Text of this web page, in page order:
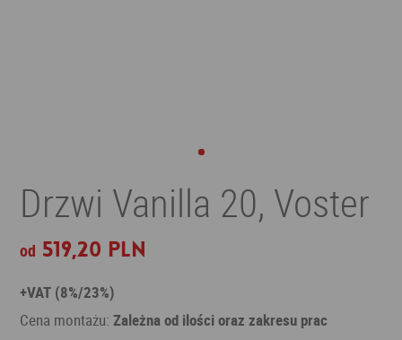
Drzwi Vanilla 20, Voster
od 519,20 PLN
+VAT (8%/23%)
Cena montażu:Zależna od ilości oraz zakresu prac